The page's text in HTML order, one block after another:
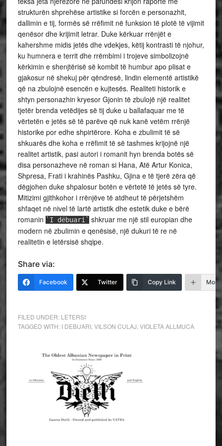
strukturën shprehëse artistike si forcën e personazhit,
dallimin e tij, formës së rrëfimit në funksion të plotë të vijimit
qenësor dhe krijimit letrar. Duke kërkuar rrënjët e
kahershme midis jetës dhe vdekjes, këtij kontrasti të njohur,
ku humnera e territ dhe rrëmbimi i trojeve simbolizojnë
kërkimin e shenjtërisë së kombit të humbur apo plisat e
gjakosur në shekuj për qëndresë, lindin elementë artistikë
që na zbulojnë esencën e kujtesës. Realiteti historik e
shtyn personazhin kryesor Gjonin të zbulojë një realitet
tjetër brenda vetëdijes së tij duke u ballafaquar me të
vërtetën e jetës së të parëve që nuk kanë vetëm rrënjë
historike por edhe shpirtërore. Koha e zbulimit të së
shkuarës dhe koha e rrëfimit të së tashmes krijojnë një
realitet artistik, pasi autori i romanit hyn brenda botës së
disa personazheve në roman si Hana, Atë Artur Konica,
Shpresa, Frati i krahinës Pashku, Gjina e të tjerë zëra që
dëgjohen duke shpalosur botën e vërtetë të jetës së tyre.
Mitizimi gjithkohor i rrënjëve të atdheut të përjetshëm
shfaqet në nivel të lartë artistik dhe estetik duke e bërë
romanin `I dëbuari` shkruar me një stil europian dhe
modern në zbulimin e qenësisë, një dukuri të re në
realitetin e letërsisë shqipe.
Share via:
Facebook Twitter Copy Link More
FILED UNDER: LETERSI
TAGGED WITH: I DEBUARI, VILSON CULAJ VIOLETA ALLMUCA